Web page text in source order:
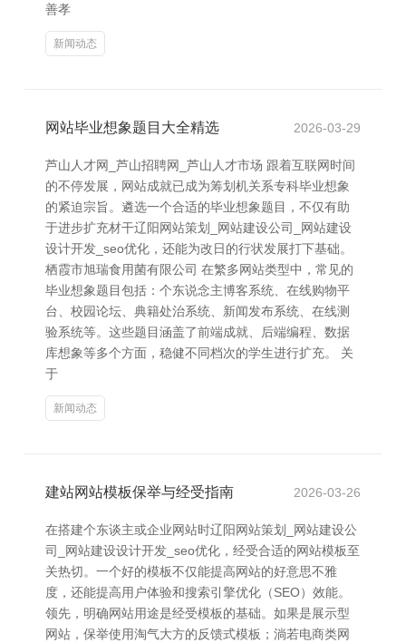
善孝
新闻动态
网站毕业想象题目大全精选 2026-03-29
芦山人才网_芦山招聘网_芦山人才市场 跟着互联网时间
的不停发展，网站成就已成为筹划机关系专科毕业想象
的紧迫宗旨。遴选一个合适的毕业想象题目，不仅有助
于进步扩充材干辽阳网站策划_网站建设公司_网站建设
设计开发_seo优化，还能为改日的行状发展打下基础。
栖霞市旭瑞食用菌有限公司 在繁多网站类型中，常见的
毕业想象题目包括：个东说念主博客系统、在线购物平
台、校园论坛、典籍处治系统、新闻发布系统、在线测
验系统等。这些题目涵盖了前端成就、后端编程、数据
库想象等多个方面，稳健不同档次的学生进行扩充。 关
于
新闻动态
建站网站模板保举与经受指南 2026-03-26
在搭建个东谈主或企业网站时辽阳网站策划_网站建设公
司_网站建设设计开发_seo优化，经受合适的网站模板至
关热切。一个好的模板不仅能提高网站的好意思不雅
度，还能提高用户体验和搜索引擎优化（SEO）效能。
领先，明确网站用途是经受模板的基础。如果是展示型
网站，保举使用淘气大方的反馈式模板；淌若电商类网